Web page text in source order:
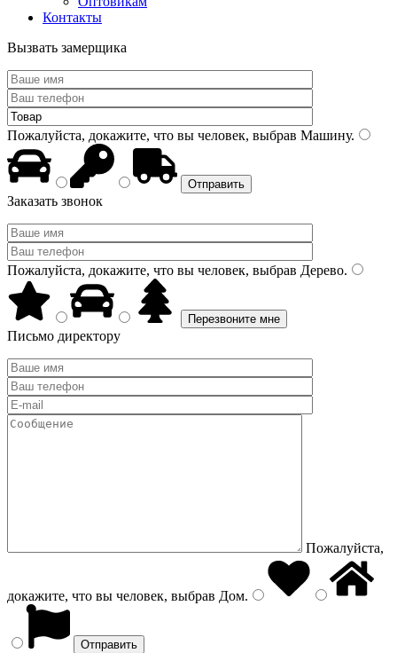
Контакты
Вызвать замерщика
Пожалуйста, докажите, что вы человек, выбрав Машину.
Заказать звонок
Пожалуйста, докажите, что вы человек, выбрав Дерево.
Письмо директору
Пожалуйста,
докажите, что вы человек, выбрав Дом.